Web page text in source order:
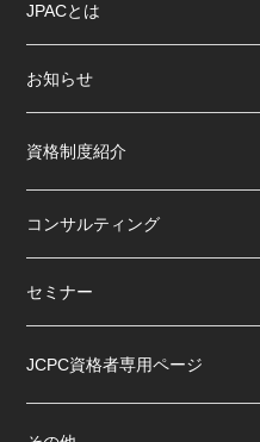
JPACとは
お知らせ
資格制度紹介
コンサルティング
セミナー
JCPC資格者専用ページ